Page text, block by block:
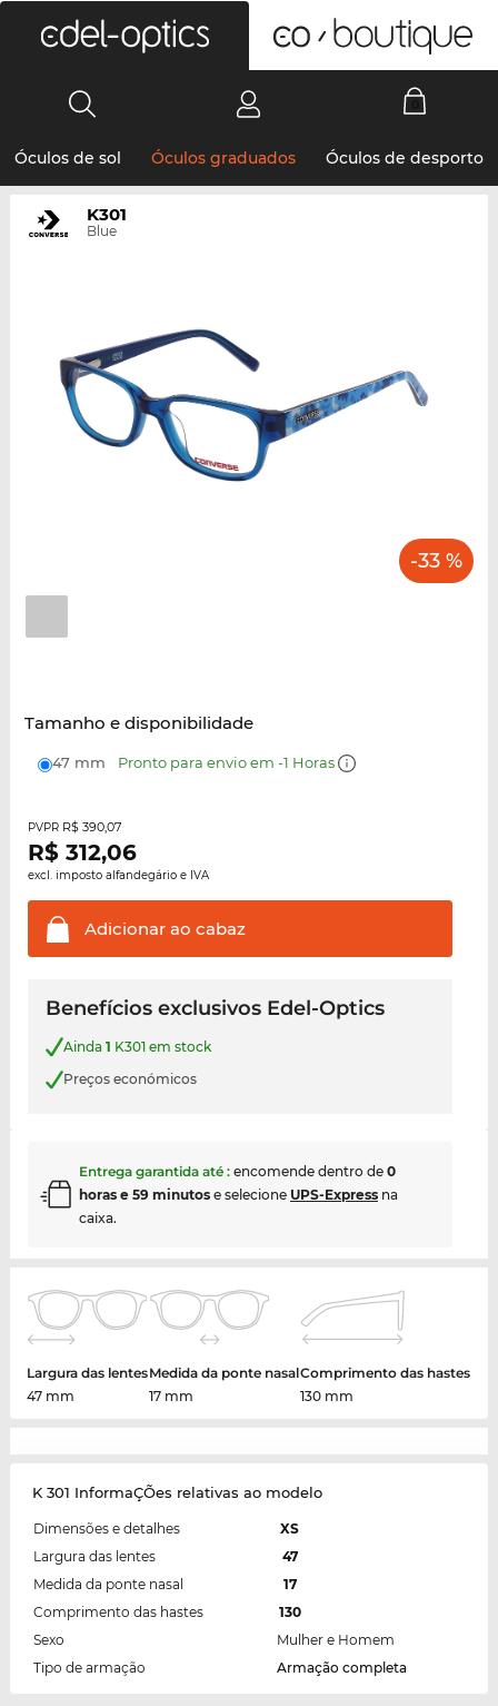
Óculos de sol Óculos graduados Óculos de desporto
K301
Blue
-33 %
Tamanho e disponibilidade
47 mm Pronto para envio em -1 Horas
PVPR R$ 390,07
R$ 312,06
excl. imposto alfandegário e IVA
Adicionar ao cabaz
Benefícios exclusivos Edel-Optics
Ainda 1 K301 em stock
Preços económicos
Entrega garantida até : encomende dentro de 0
horas e 59 minutose selecione UPS-Expressna
caixa.
Largura das lentes
47 mm
Medida da ponte nasal
17 mm
Comprimento das hastes
130 mm
K 301 InformaÇÕes relativas ao modelo
Dimensões e detalhes
XS
Largura das lentes
47
Medida da ponte nasal
17
Comprimento das hastes
130
Sexo
Mulher e Homem
Tipo de armação
Armação completa